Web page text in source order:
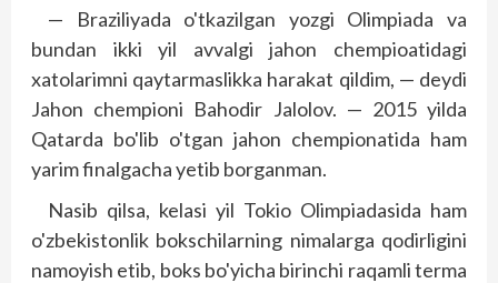
— Braziliyada o'tkazilgan yozgi Olimpiada va
bundan ikki yil avvalgi jahon chempioatidagi
xatolarimni qaytarmaslikka harakat qildim, — deydi
Jahon chempioni Bahodir Jalolov. — 2015 yilda
Qatarda bo'lib o'tgan jahon chempionatida ham
yarim finalgacha yetib borganman.
Nasib qilsa, kelasi yil Tokio Olimpiadasida ham
o'zbekistonlik bokschilarning nimalarga qodirligini
namoyish etib, boks bo'yicha birinchi raqamli terma